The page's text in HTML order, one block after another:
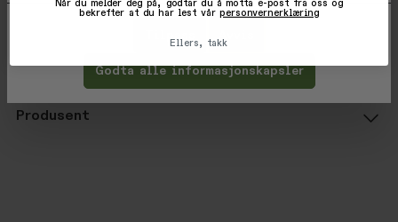
EAN: 1095448007004
Vurderinger
Produsent
Godta alle informasjonskapsler
Når du melder deg på, godtar du å motta e-post fra oss og
bekrefter at du har lest vårpersonvernerklæring
Ellers, takk